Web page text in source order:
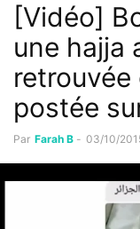
[Vidéo]
une hajja
postée
Par Farah B - 03/10/